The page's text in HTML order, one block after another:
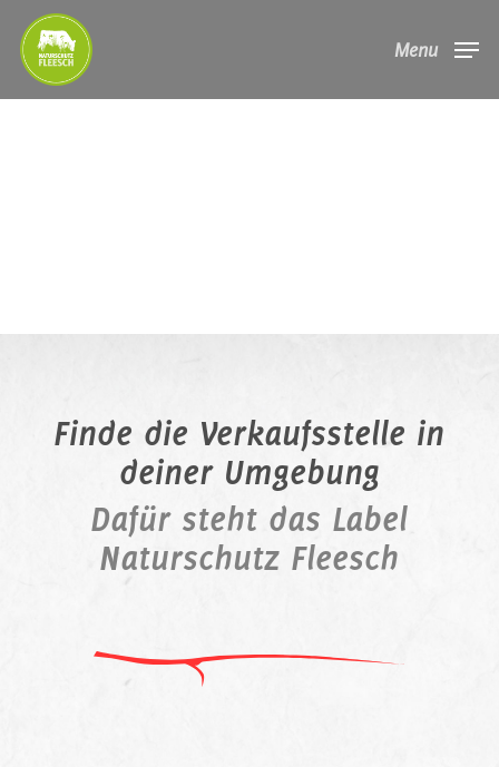
Skip
to
main
Menu
Finde die Verkaufsstelle in
deiner Umgebung
Dafür steht das Label
Naturschutz Fleesch